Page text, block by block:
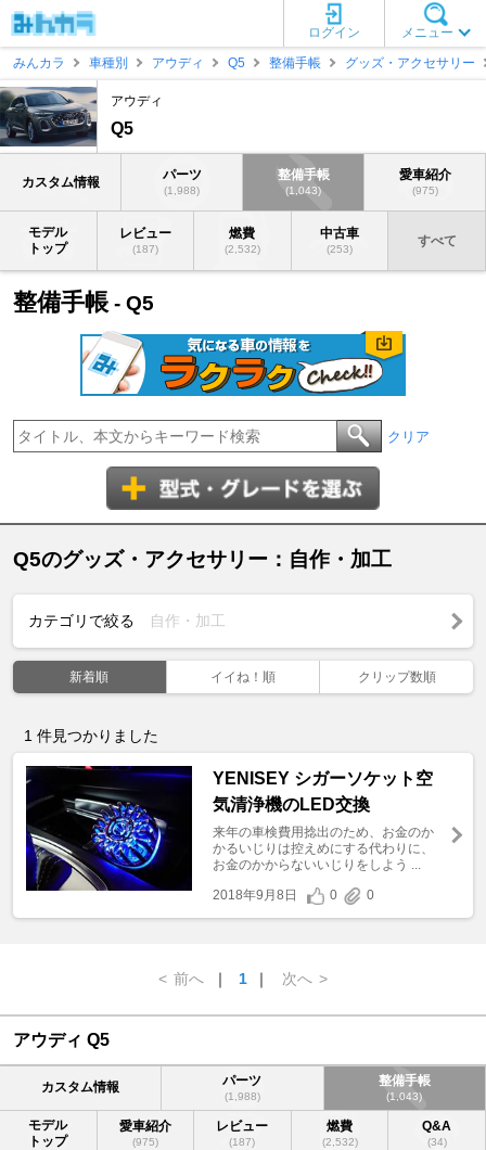
メニュー
ログイン
みんカラ
車種別 アウディ Q5 整備手帳 グッズ・アクセサリー
アウディ
Q5
カスタム情報 パーツ
(1,988)
整備手帳
(1,043)
愛車紹介
(975)
モデル
トップ
レビュー
(187)
燃費
(2,532)
中古車
(253)
すべて
整備手帳 - Q5
クリア
Q5のグッズ・アクセサリー：自作・加工
カテゴリで絞る 自作・加工
新着順 イイね！順 クリップ数順
1 件見つかりました
YENISEY シガーソケット空
気清浄機のLED交換
来年の車検費用捻出のため、お金のか
かるいじりは控えめにする代わりに、
お金のかからないいじりをしよう ...
2018年9月8日
0 0
< 前へ ｜ 1 ｜ 次へ >
アウディ Q5
カスタム情報 パーツ
(1,988)
整備手帳
(1,043)
モデル
トップ
愛車紹介
(975)
レビュー
(187)
燃費
(2,532)
Q&A
(34)